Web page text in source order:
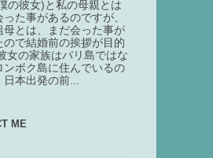
の彼女)と私の母親とは
た事があるのですが、
母とは、まだ会った事が
ので結婚前の挨拶が目的
女の家族はバリ島ではな
ンボク島に住んでいるの
本出発の前...
ME